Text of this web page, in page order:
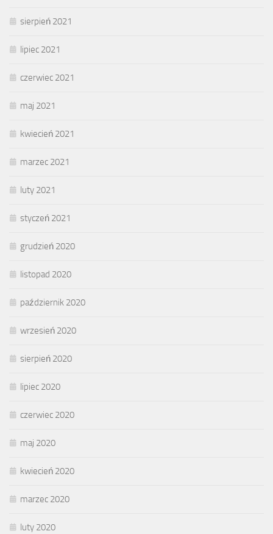
sierpień 2021
lipiec 2021
czerwiec 2021
maj 2021
kwiecień 2021
marzec 2021
luty 2021
styczeń 2021
grudzień 2020
listopad 2020
październik 2020
wrzesień 2020
sierpień 2020
lipiec 2020
czerwiec 2020
maj 2020
kwiecień 2020
marzec 2020
luty 2020